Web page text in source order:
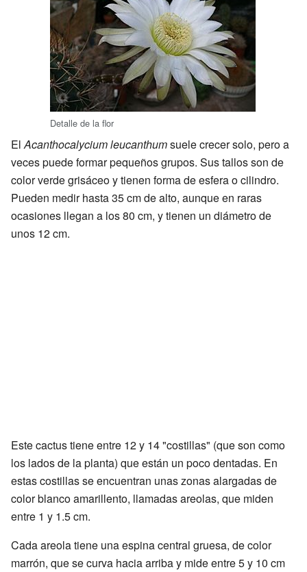
Detalle de la flor
ElAcanthocalycium leucanthumsuele crecer solo, pero a
veces puede formar pequeños grupos. Sus tallos son de
color verde grisáceo y tienen forma de esfera o cilindro.
Pueden medir hasta 35 cm de alto, aunque en raras
ocasiones llegan a los 80 cm, y tienen un diámetro de
unos 12 cm.
Este cactus tiene entre 12 y 14 "costillas" (que son como
los lados de la planta) que están un poco dentadas. En
estas costillas se encuentran unas zonas alargadas de
color blanco amarillento, llamadas areolas, que miden
entre 1 y 1.5 cm.
Cada areola tiene una espina central gruesa, de color
marrón, que se curva hacia arriba y mide entre 5 y 10 cm